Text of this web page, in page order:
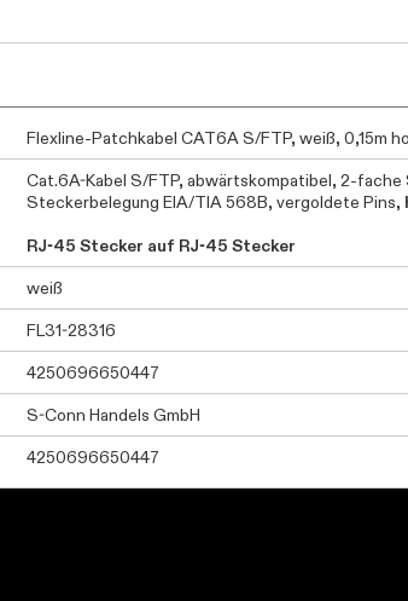
Flexline-Patchkabel CAT6A S/FTP, weiß, 0,15m
Cat.6A-Kabel S/FTP, abwärtskompatibel, 2-
Steckerbelegung EIA/TIA 568B, vergoldete Pins,
RJ-45 Stecker auf RJ-45 Stecker
weiß
FL31-28316
4250696650447
S-Conn Handels GmbH
4250696650447